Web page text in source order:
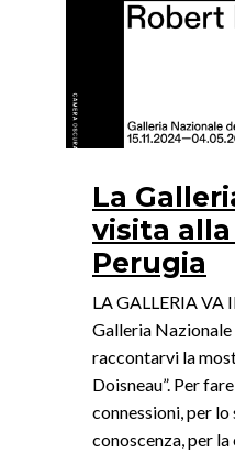
La
visita alla
Perugia
LA GALLERIA VA
Galleria
raccontarvi la
Doisneau”. Per
connessioni, per
conoscenza, per